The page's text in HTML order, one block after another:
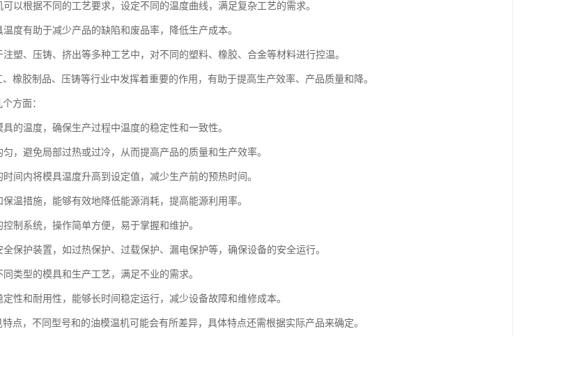
以根据不同的工艺要求，设定不同的温度曲线，满足复杂工艺的需求。
度有助于减少产品的缺陷和废品率，降低生产成本。
塑、压铸、挤出等多种工艺中，对不同的塑料、橡胶、合金等材料进行控温。
橡胶制品、压铸等行业中发挥着重要的作用，有助于提高生产效率、产品质量和降。
方面：
的温度，确保生产过程中温度的稳定性和一致性。
，避免局部过热或过冷，从而提高产品的质量和生产效率。
间内将模具温度升高到设定值，减少生产前的预热时间。
温措施，能够有效地降低能源消耗，提高能源利用率。
制系统，操作简单方便，易于掌握和维护。
保护装置，如过热保护、过载保护、漏电保护等，确保设备的安全运行。
类型的模具和生产工艺，满足不业的需求。
性和耐用性，能够长时间稳定运行，减少设备故障和维修成本。
点，不同型号和的油模温机可能会有所差异，具体特点还需根据实际产品来确定。